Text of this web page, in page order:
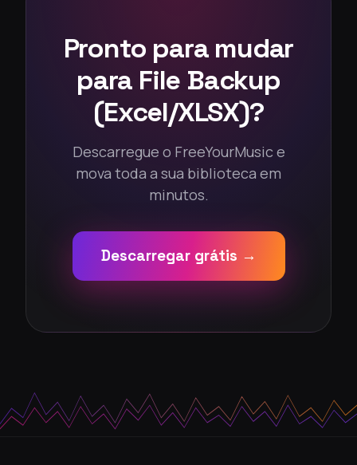
Pronto para mudar
para File Backup
(Excel/XLSX)?
Descarregue o FreeYourMusic e
mova toda a sua biblioteca em
minutos.
Descarregar grátis →